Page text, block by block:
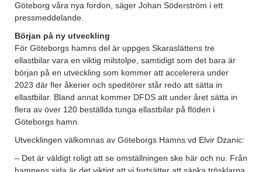
Göteborg våra nya fordon, säger Johan Söderström i ett
pressmeddelande.
Början på ny utveckling
För Göteborgs hamns del är uppges Skaraslättens tre
ellastbilar vara en viktig milstolpe, samtidigt som det bara är
början på en utveckling som kommer att accelerera under
2023 där fler åkerier och speditörer står redo att sätta in
ellastbilar. Bland annat kommer DFDS att under året sätta in
flera av över 120 beställda tunga ellastbilar på flöden i
Göteborgs hamn.
Utvecklingen välkomnas av Göteborgs Hamns vd Elvir Dzanic:
– Det är väldigt roligt att se omställningen ske här och nu. Från